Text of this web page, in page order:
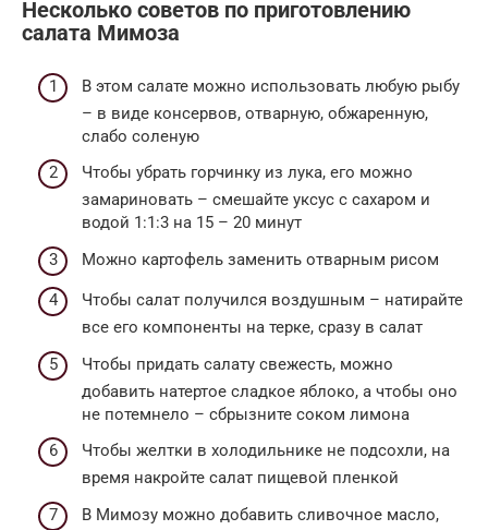
Несколько советов по приготовлению
салата Мимоза
В этом салате можно использовать любую рыбу
– в виде консервов, отварную, обжаренную,
слабо соленую
Чтобы убрать горчинку из лука, его можно
замариновать – смешайте уксус с сахаром и
водой 1:1:3 на 15 – 20 минут
Можно картофель заменить отварным рисом
Чтобы салат получился воздушным – натирайте
все его компоненты на терке, сразу в салат
Чтобы придать салату свежесть, можно
добавить натертое сладкое яблоко, а чтобы оно
не потемнело – сбрызните соком лимона
Чтобы желтки в холодильнике не подсохли, на
время накройте салат пищевой пленкой
В Мимозу можно добавить сливочное масло,